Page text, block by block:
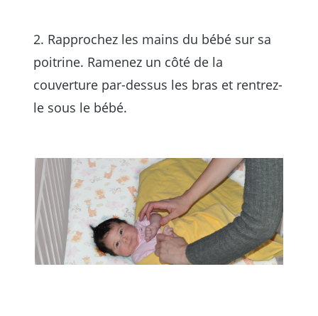
2. Rapprochez les mains du bébé sur sa
poitrine. Ramenez un côté de la
couverture par-dessus les bras et rentrez-
le sous le bébé.